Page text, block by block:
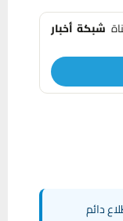
شبكة أخبار
دائم